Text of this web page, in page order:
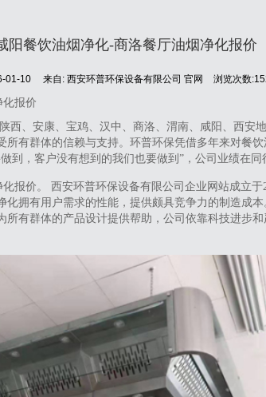
阳餐饮油烟净化-商洛餐厅油烟净化报价
01-10 来自:西安环普环保设备有限公司 官网 浏览次数
化报价
西、安康、宝鸡、汉中、商洛、渭南、咸阳、西安
所有群体的信赖与支持。环普环保凭借多年来对餐
到，客户没有想到的我们也要做到”，公司业绩在同
报价。 西安环普环保设备有限公司企业网站成立于
化拥有用户需求的性能，提供颇具竞争力的制造成
所有群体的产品设计提供帮助，公司依靠科技进步